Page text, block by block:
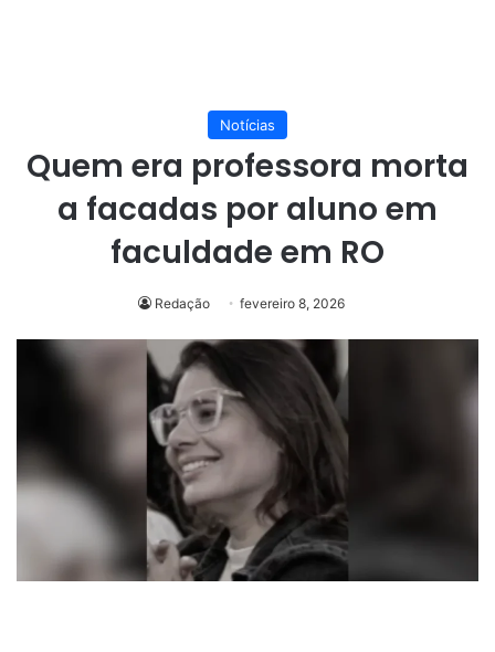
Notícias
Quem era professora morta
a facadas por aluno em
faculdade em RO
Redação fevereiro 8, 2026